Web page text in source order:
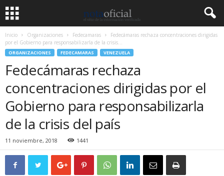
Inicio Organizaciones Fedecamaras
Fedecámaras rechaza concentraciones dirigidas
por el Gobierno para responsabilizarla de la crisis...
ORGANIZACIONES FEDECAMARAS VENEZUELA
Fedecámaras rechaza
concentraciones dirigidas por el
Gobierno para responsabilizarla
de la crisis del país
11 noviembre, 2018 1441